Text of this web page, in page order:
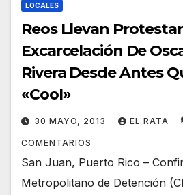
LOCALES
Reos Llevan
Excarcelación De
Rivera Desde Antes
«Cool»
30 MAYO, 2013 EL RATA
COMENTARIOS
San Juan, Puerto Rico –
Metropolitano de Detención